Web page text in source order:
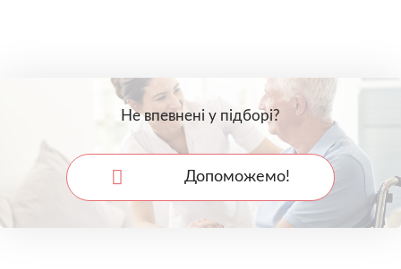
Не впевнені у підборі?
Допоможемо!